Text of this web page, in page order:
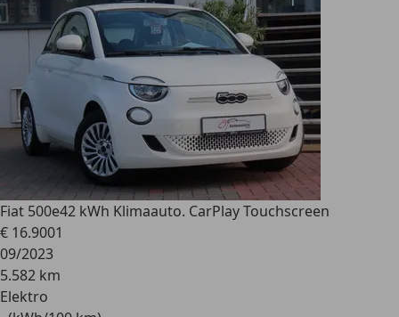
Fiat 500e42 kWh Klimaauto. CarPlay Touchscreen
€ 16.9001
09/2023
5.582 km
Elektro